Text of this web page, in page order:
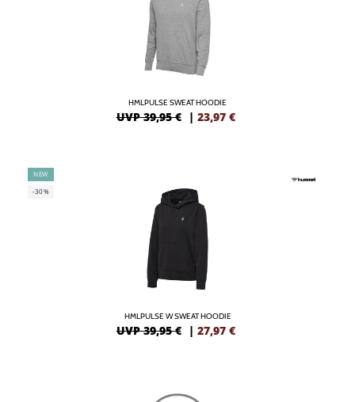
HMLPULSE SWEAT HOODIE
UVP 39,95 € | 23,97 €
NEW
-30%
HMLPULSE W SWEAT HOODIE
UVP 39,95 € | 27,97 €